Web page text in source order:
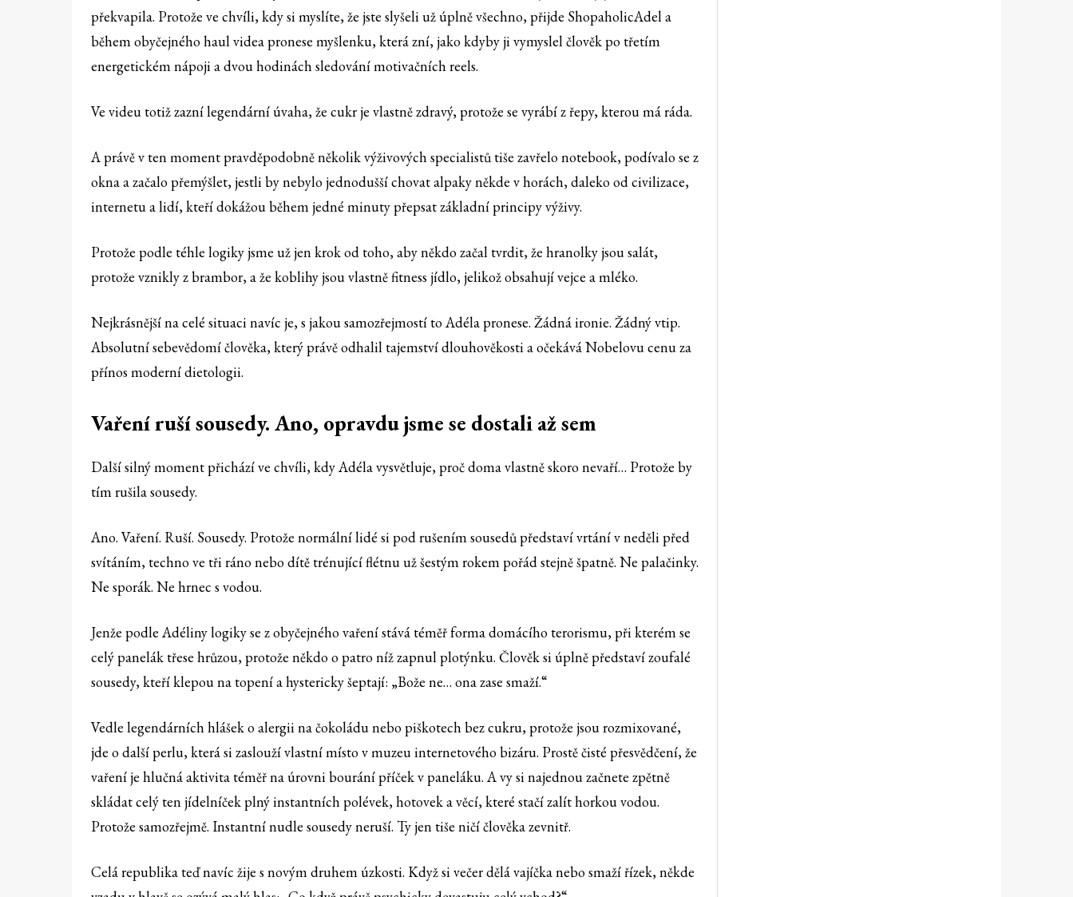
překvapila. Protože ve chvíli, kdy si myslíte, že jste slyšeli už úplně všechno, přijde ShopaholicAdel a
během obyčejného haul videa pronese myšlenku, která zní, jako kdyby ji vymyslel člověk po třetím
energetickém nápoji a dvou hodinách sledování motivačních reels.
Ve videu totiž zazní legendární úvaha, že cukr je vlastně zdravý, protože se vyrábí z řepy, kterou má ráda.
A právě v ten moment pravděpodobně několik výživových specialistů tiše zavřelo notebook, podívalo se z
okna a začalo přemýšlet, jestli by nebylo jednodušší chovat alpaky někde v horách, daleko od civilizace,
internetu a lidí, kteří dokážou během jedné minuty přepsat základní principy výživy.
Protože podle téhle logiky jsme už jen krok od toho, aby někdo začal tvrdit, že hranolky jsou salát,
protože vznikly z brambor, a že koblihy jsou vlastně fitness jídlo, jelikož obsahují vejce a mléko.
Nejkrásnější na celé situaci navíc je, s jakou samozřejmostí to Adéla pronese. Žádná ironie. Žádný vtip.
Absolutní sebevědomí člověka, který právě odhalil tajemství dlouhověkosti a očekává Nobelovu cenu za
přínos moderní dietologii.
Vaření ruší sousedy. Ano, opravdu jsme se dostali až sem
Další silný moment přichází ve chvíli, kdy Adéla vysvětluje, proč doma vlastně skoro nevaří… Protože by
tím rušila sousedy.
Ano. Vaření. Ruší. Sousedy. Protože normální lidé si pod rušením sousedů představí vrtání v neděli před
svítáním, techno ve tři ráno nebo dítě trénující flétnu už šestým rokem pořád stejně špatně. Ne palačinky.
Ne sporák. Ne hrnec s vodou.
Jenže podle Adéliny logiky se z obyčejného vaření stává téměř forma domácího terorismu, při kterém se
celý panelák třese hrůzou, protože někdo o patro níž zapnul plotýnku. Člověk si úplně představí zoufalé
sousedy, kteří klepou na topení a hystericky šeptají: „Bože ne… ona zase smaží.“
Vedle legendárních hlášek o alergii na čokoládu nebo piškotech bez cukru, protože jsou rozmixované,
jde o další perlu, která si zaslouží vlastní místo v muzeu internetového bizáru. Prostě čisté přesvědčení, že
vaření je hlučná aktivita téměř na úrovni bourání příček v paneláku. A vy si najednou začnete zpětně
skládat celý ten jídelníček plný instantních polévek, hotovek a věcí, které stačí zalít horkou vodou.
Protože samozřejmě. Instantní nudle sousedy neruší. Ty jen tiše ničí člověka zevnitř.
Celá republika teď navíc žije s novým druhem úzkosti. Když si večer dělá vajíčka nebo smaží řízek, někde